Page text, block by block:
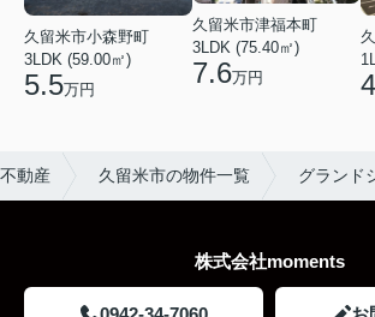
久留米市小森野町
3LDK (59.00㎡)
5.5万円
久留米市津福本町
3LDK (75.40㎡)
7.6万円
動産 久留米市の物件一覧 グランド
株式会社moments